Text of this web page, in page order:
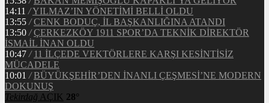
14:11 /YILMAZ’IN YÖNETİMİ BELLİ OLDU
13:55 / CENK BODUÇ, İL BAŞKANLIĞINA ATANDI
13:50 / ÇERKEZKÖY 1911 SPOR’DA TEKNİK DİREKTÖR
İSMAİL İNAN OLDU
10:47 / 11 İLÇEDE VEKTÖRLERE KARŞI KESİNTİSİZ
MÜCADELE
10:01 / BÜYÜKŞEHİR’DEN İNANLI ÇEŞMESİ’NE MODERN
DOKUNUŞ
Tekirdağ AÇIK 28°